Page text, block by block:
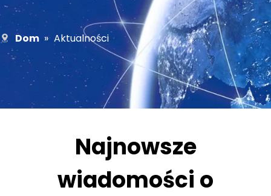
Dom » Aktualności
Najnowsze
wiadomości o